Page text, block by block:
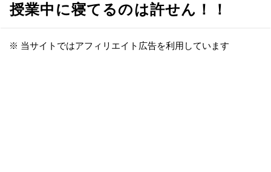
授業中に寝てるのは許せん！！
※ 当サイトではアフィリエイト広告を利用しています